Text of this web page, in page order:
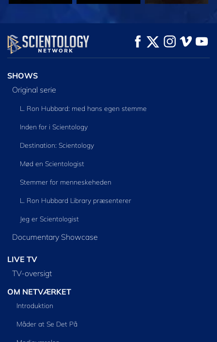
SE UDFORSK SERIEN
SHOWS
Original serie
L. Ron Hubbard: med hans egen stemme
Inden for i Scientology
Destination: Scientology
Mød en Scientologist
Stemmer for menneskeheden
L. Ron Hubbard Library præsenterer
Jeg er Scientologist
Documentary Showcase
LIVE TV
TV-oversigt
OM NETVÆRKET
Introduktion
Måder at Se Det På